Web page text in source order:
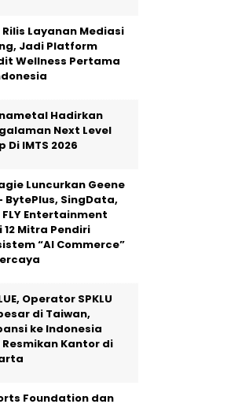
Rilis Layanan Mediasi
Jadi Platform
Wellness Pertama
Hadirkan
Next Level
Di IMTS 2026
Luncurkan Geene
BytePlus, SingData,
Entertainment
12 Mitra Pendiri
“AI Commerce”
Operator SPKLU
di Taiwan,
ke Indonesia
Kantor di
Foundation dan